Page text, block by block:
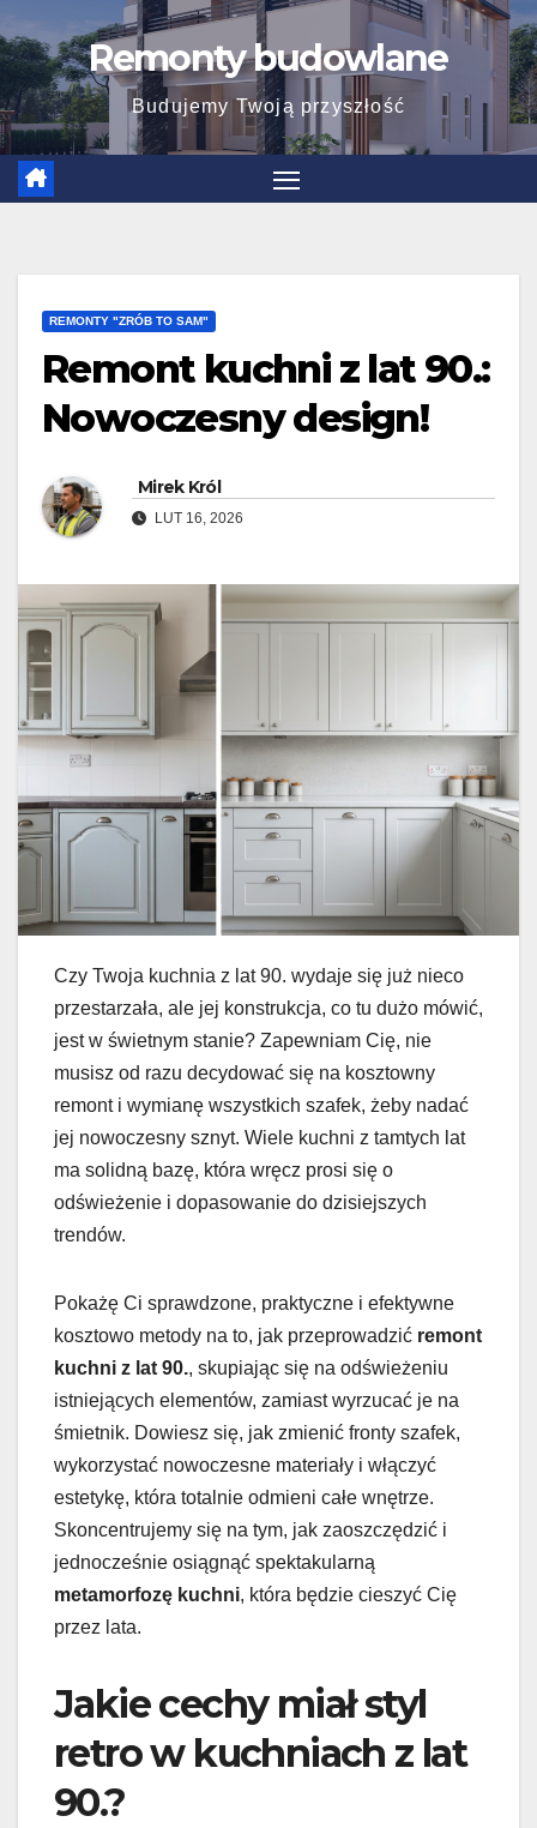
to
content
Remonty budowlane
Budujemy Twoją przyszłość
REMONTY "ZRÓB TO SAM"
Remont kuchni z lat 90.:
Nowoczesny design!
Mirek Król
LUT 16, 2026
Czy Twoja kuchnia z lat 90. wydaje się już nieco
przestarzała, ale jej konstrukcja, co tu dużo mówić,
jest w świetnym stanie? Zapewniam Cię, nie
musisz od razu decydować się na kosztowny
remont i wymianę wszystkich szafek, żeby nadać
jej nowoczesny sznyt. Wiele kuchni z tamtych lat
ma solidną bazę, która wręcz prosi się o
odświeżenie i dopasowanie do dzisiejszych
trendów.
Pokażę Ci sprawdzone, praktyczne i efektywne
kosztowo metody na to, jak przeprowadzić remont
kuchni z lat 90., skupiając się na odświeżeniu
istniejących elementów, zamiast wyrzucać je na
śmietnik. Dowiesz się, jak zmienić fronty szafek,
wykorzystać nowoczesne materiały i włączyć
estetykę, która totalnie odmieni całe wnętrze.
Skoncentrujemy się na tym, jak zaoszczędzić i
jednocześnie osiągnąć spektakularną
metamorfozę kuchni, która będzie cieszyć Cię
przez lata.
Jakie cechy miał styl
retro w kuchniach z lat
90.?